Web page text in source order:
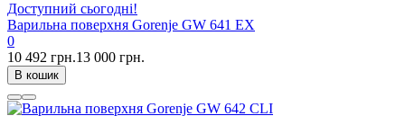
Доступний сьогодні!
Варильна поверхня Gorenje GW 641 EX
0
10 492 грн.13 000 грн.
В кошик